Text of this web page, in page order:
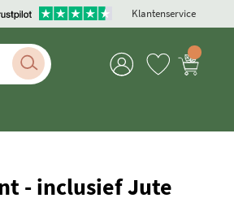
Klantenservice
- inclusief Jute